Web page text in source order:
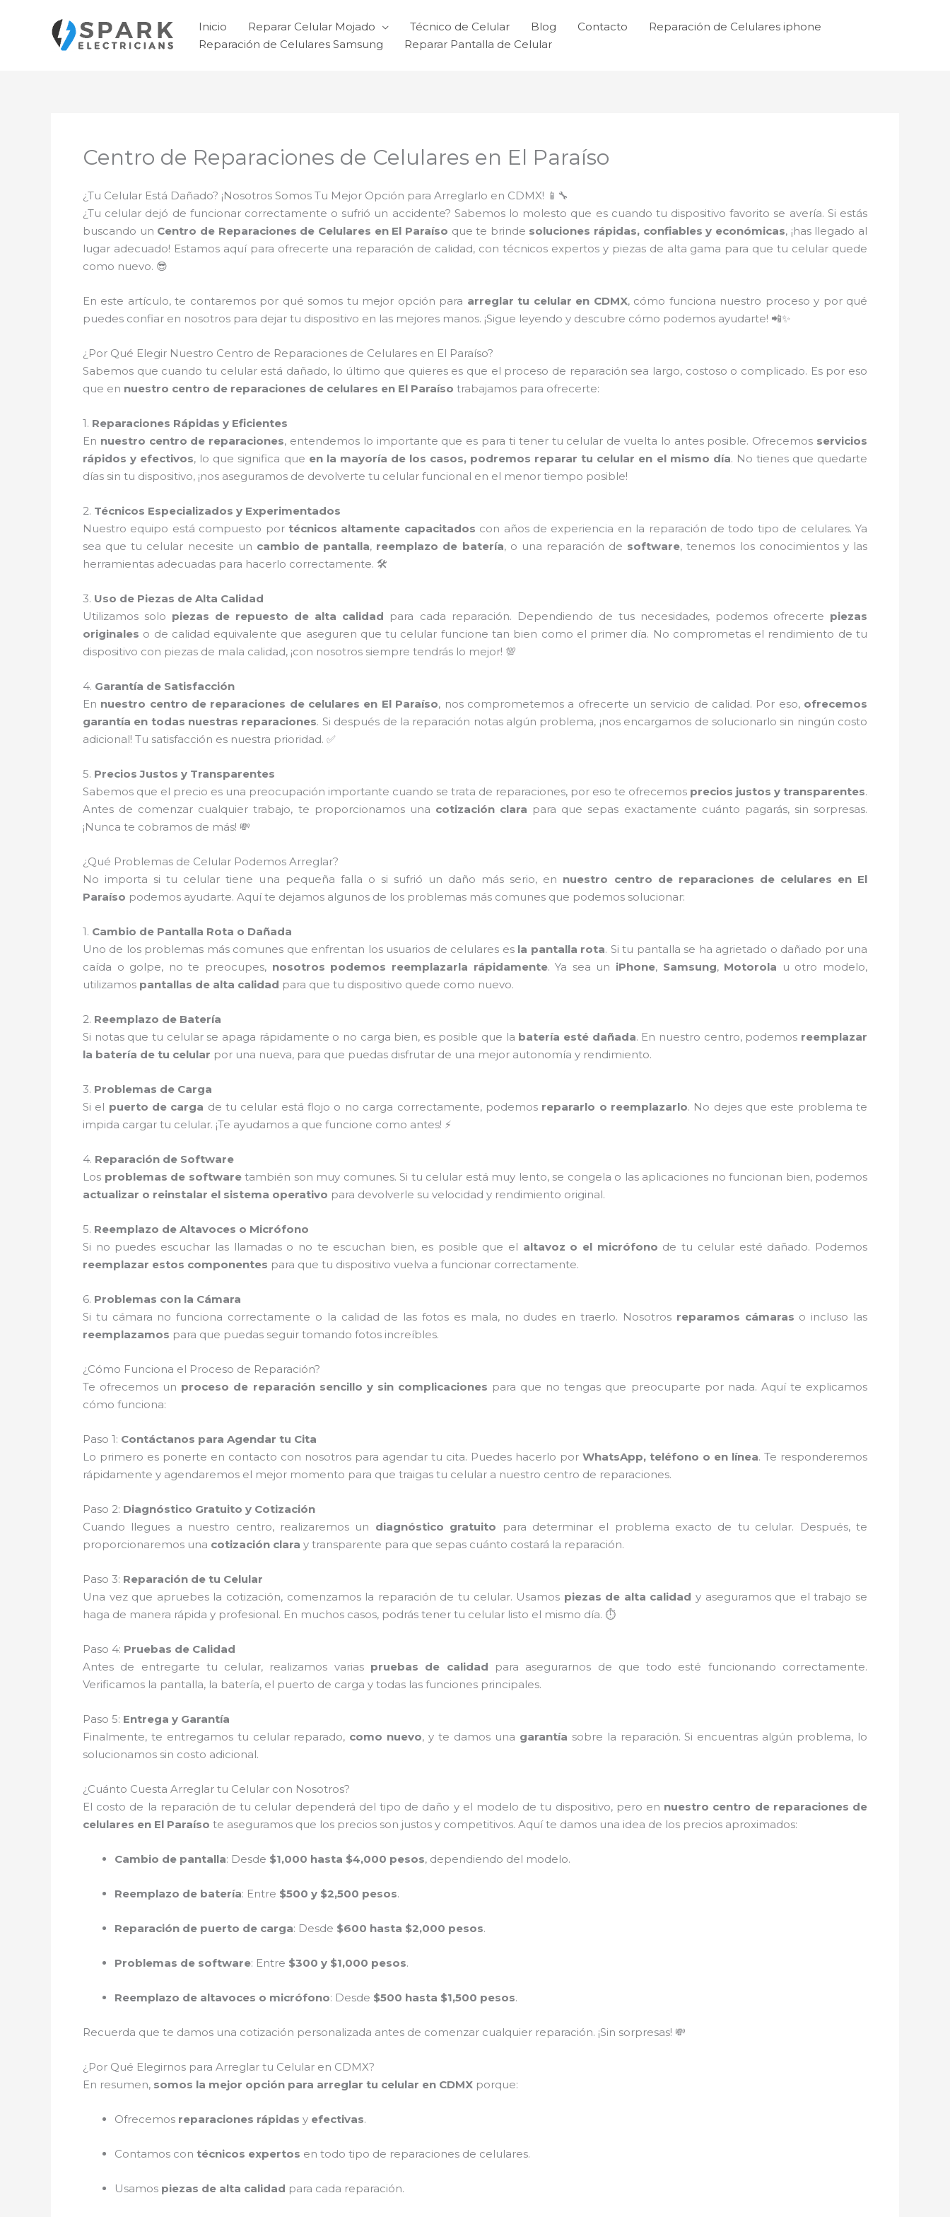
contenido
Inicio Reparar Celular Mojado Técnico de Celular Blog Contacto
Reparación de Celulares iphone
Reparación de Celulares Samsung
Reparar Pantalla de Celular
Centro de Reparaciones de Celulares en El Paraíso
¿Tu Celular Está Dañado? ¡Nosotros Somos Tu Mejor Opción para Arreglarlo en CDMX! 📱🔧
¿Tu celular dejó de funcionar correctamente o sufrió un accidente? Sabemos lo molesto que es cuando tu dispositivo favorito se avería. Si estás
buscando un Centro de Reparaciones de Celulares en El Paraíso que te brinde soluciones rápidas, confiables y económicas, ¡has llegado al
lugar adecuado! Estamos aquí para ofrecerte una reparación de calidad, con técnicos expertos y piezas de alta gama para que tu celular quede
como nuevo. 😎
En este artículo, te contaremos por qué somos tu mejor opción para arreglar tu celular en CDMX, cómo funciona nuestro proceso y por qué
puedes confiar en nosotros para dejar tu dispositivo en las mejores manos. ¡Sigue leyendo y descubre cómo podemos ayudarte! 📲✨
¿Por Qué Elegir Nuestro Centro de Reparaciones de Celulares en El Paraíso?
Sabemos que cuando tu celular está dañado, lo último que quieres es que el proceso de reparación sea largo, costoso o complicado. Es por eso
que en nuestro centro de reparaciones de celulares en El Paraíso trabajamos para ofrecerte:
1. Reparaciones Rápidas y Eficientes
En nuestro centro de reparaciones, entendemos lo importante que es para ti tener tu celular de vuelta lo antes posible. Ofrecemos servicios
rápidos y efectivos, lo que significa que en la mayoría de los casos, podremos reparar tu celular en el mismo día. No tienes que quedarte
días sin tu dispositivo, ¡nos aseguramos de devolverte tu celular funcional en el menor tiempo posible!
2. Técnicos Especializados y Experimentados
Nuestro equipo está compuesto por técnicos altamente capacitados con años de experiencia en la reparación de todo tipo de celulares. Ya
sea que tu celular necesite un cambio de pantalla, reemplazo de batería, o una reparación de software, tenemos los conocimientos y las
herramientas adecuadas para hacerlo correctamente. 🛠️
3. Uso de Piezas de Alta Calidad
Utilizamos solo piezas de repuesto de alta calidad para cada reparación. Dependiendo de tus necesidades, podemos ofrecerte piezas
originales o de calidad equivalente que aseguren que tu celular funcione tan bien como el primer día. No comprometas el rendimiento de tu
dispositivo con piezas de mala calidad, ¡con nosotros siempre tendrás lo mejor! 💯
4. Garantía de Satisfacción
En nuestro centro de reparaciones de celulares en El Paraíso, nos comprometemos a ofrecerte un servicio de calidad. Por eso, ofrecemos
garantía en todas nuestras reparaciones. Si después de la reparación notas algún problema, ¡nos encargamos de solucionarlo sin ningún costo
adicional! Tu satisfacción es nuestra prioridad. ✅
5. Precios Justos y Transparentes
Sabemos que el precio es una preocupación importante cuando se trata de reparaciones, por eso te ofrecemos precios justos y transparentes.
Antes de comenzar cualquier trabajo, te proporcionamos una cotización clara para que sepas exactamente cuánto pagarás, sin sorpresas.
¡Nunca te cobramos de más! 💸
¿Qué Problemas de Celular Podemos Arreglar?
No importa si tu celular tiene una pequeña falla o si sufrió un daño más serio, en nuestro centro de reparaciones de celulares en El
Paraíso podemos ayudarte. Aquí te dejamos algunos de los problemas más comunes que podemos solucionar:
1. Cambio de Pantalla Rota o Dañada
Uno de los problemas más comunes que enfrentan los usuarios de celulares es la pantalla rota. Si tu pantalla se ha agrietado o dañado por una
caída o golpe, no te preocupes, nosotros podemos reemplazarla rápidamente. Ya sea un iPhone, Samsung, Motorola u otro modelo,
utilizamos pantallas de alta calidad para que tu dispositivo quede como nuevo.
2. Reemplazo de Batería
Si notas que tu celular se apaga rápidamente o no carga bien, es posible que la batería esté dañada. En nuestro centro, podemos reemplazar
la batería de tu celular por una nueva, para que puedas disfrutar de una mejor autonomía y rendimiento.
3. Problemas de Carga
Si el puerto de carga de tu celular está flojo o no carga correctamente, podemos repararlo o reemplazarlo. No dejes que este problema te
impida cargar tu celular. ¡Te ayudamos a que funcione como antes! ⚡
4. Reparación de Software
Los problemas de softwaretambién son muy comunes. Si tu celular está muy lento, se congela o las aplicaciones no funcionan bien, podemos
actualizar o reinstalar el sistema operativo para devolverle su velocidad y rendimiento original.
5. Reemplazo de Altavoces o Micrófono
Si no puedes escuchar las llamadas o no te escuchan bien, es posible que el altavoz o el micrófono de tu celular esté dañado. Podemos
reemplazar estos componentes para que tu dispositivo vuelva a funcionar correctamente.
6. Problemas con la Cámara
Si tu cámara no funciona correctamente o la calidad de las fotos es mala, no dudes en traerlo. Nosotros reparamos cámaras o incluso las
reemplazamos para que puedas seguir tomando fotos increíbles.
¿Cómo Funciona el Proceso de Reparación?
Te ofrecemos un proceso de reparación sencillo y sin complicaciones para que no tengas que preocuparte por nada. Aquí te explicamos
cómo funciona:
Paso 1: Contáctanos para Agendar tu Cita
Lo primero es ponerte en contacto con nosotros para agendar tu cita. Puedes hacerlo por WhatsApp, teléfono o en línea. Te responderemos
rápidamente y agendaremos el mejor momento para que traigas tu celular a nuestro centro de reparaciones.
Paso 2: Diagnóstico Gratuito y Cotización
Cuando llegues a nuestro centro, realizaremos un diagnóstico gratuito para determinar el problema exacto de tu celular. Después, te
proporcionaremos una cotización clara y transparente para que sepas cuánto costará la reparación.
Paso 3: Reparación de tu Celular
Una vez que apruebes la cotización, comenzamos la reparación de tu celular. Usamos piezas de alta calidad y aseguramos que el trabajo se
haga de manera rápida y profesional. En muchos casos, podrás tener tu celular listo el mismo día. ⏱️
Paso 4: Pruebas de Calidad
Antes de entregarte tu celular, realizamos varias pruebas de calidad para asegurarnos de que todo esté funcionando correctamente.
Verificamos la pantalla, la batería, el puerto de carga y todas las funciones principales.
Paso 5: Entrega y Garantía
Finalmente, te entregamos tu celular reparado, como nuevo, y te damos una garantía sobre la reparación. Si encuentras algún problema, lo
solucionamos sin costo adicional.
¿Cuánto Cuesta Arreglar tu Celular con Nosotros?
El costo de la reparación de tu celular dependerá del tipo de daño y el modelo de tu dispositivo, pero en nuestro centro de reparaciones de
celulares en El Paraíso te aseguramos que los precios son justos y competitivos. Aquí te damos una idea de los precios aproximados:
Cambio de pantalla: Desde $1,000 hasta $4,000 pesos, dependiendo del modelo.
Reemplazo de batería: Entre $500 y $2,500 pesos.
Reparación de puerto de carga: Desde $600 hasta $2,000 pesos.
Problemas de software: Entre $300 y $1,000 pesos.
Reemplazo de altavoces o micrófono: Desde $500 hasta $1,500 pesos.
Recuerda que te damos una cotización personalizada antes de comenzar cualquier reparación. ¡Sin sorpresas! 💸
¿Por Qué Elegirnos para Arreglar tu Celular en CDMX?
En resumen, somos la mejor opción para arreglar tu celular en CDMX porque:
Ofrecemos reparaciones rápidas y efectivas.
Contamos con técnicos expertos en todo tipo de reparaciones de celulares.
Usamos piezas de alta calidad para cada reparación.